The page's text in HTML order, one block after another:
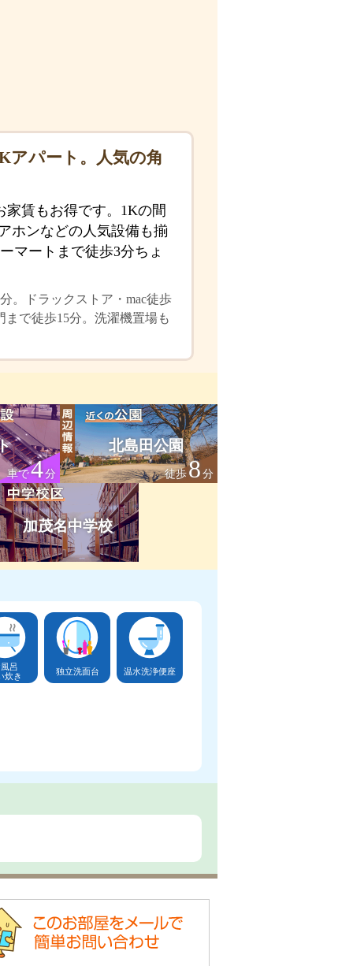
アパート。人気の角
賃もお得です。1Kの間
ホンなどの人気設備も揃
マートまで徒歩3分ちょ
。ドラックストア・mac徒歩
で徒歩15分。洗濯機置場も
車で4分
北島田公園
徒歩8分
加茂名中学校
呂
炊き
独立洗面台 温水洗浄便座